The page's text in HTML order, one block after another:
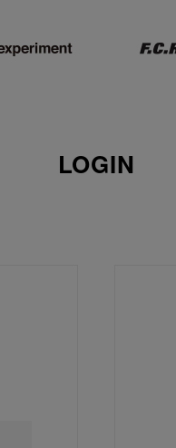
LOGIN